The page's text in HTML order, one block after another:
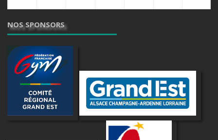
NOS SPONSORS